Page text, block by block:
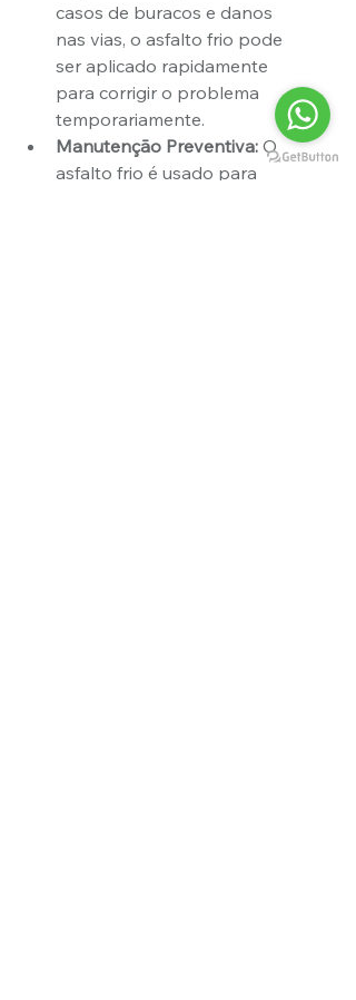
casos de buracos e danos
nas vias, o asfalto frio pode
ser aplicado rapidamente
para corrigir o problema
temporariamente.
Manutenção Preventiva: O
asfalto frio é usado para